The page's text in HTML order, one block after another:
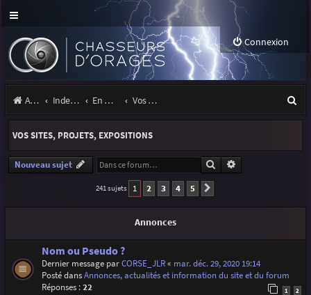
Connexion
Accueil Index du forum En marge des orages Vos sites, projets, expositions
e
r
VOS SITES, PROJETS, EXPOSITIONS
Nouveau sujet Rechercher
241 sujets 1 2 3 4 5
Annonces
Nom ou Pseudo ?
Dernier message parCORSE_JLR« mar. déc. 29, 2020 19:14
Posté dansAnnonces, actualités et information du site et du forum
Réponses :22 1 2